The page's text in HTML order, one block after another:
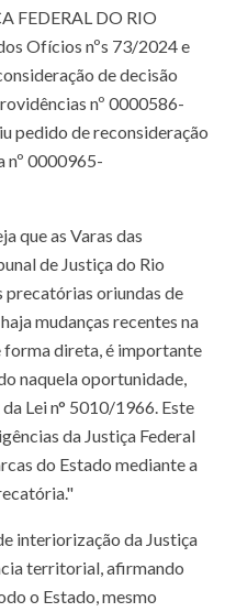
FEDERAL DO RIO
Ofícios nºs 73/2024 e
de decisão
nº 0000586-
pedido de reconsideração
nº 0000965-
que as Varas das
de Justiça do Rio
oriundas de
mudanças recentes na
forma direta, é importante
naquela oportunidade,
Lei n° 5010/1966. Este
da Justiça Federal
do Estado mediante a
interiorização da Justiça
territorial, afirmando
o Estado, mesmo